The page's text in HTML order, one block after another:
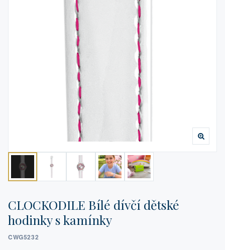
CLOCKODILE Bílé dívčí dětské
hodinky s kamínky
CWG5232